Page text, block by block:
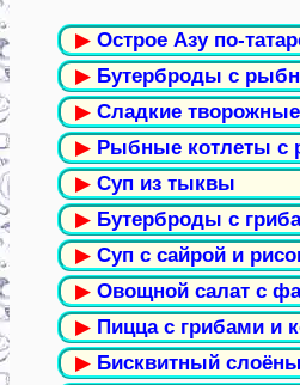
▶ Острое Азу по-
▶ Бутерброды с
▶ Сладкие
▶ Рыбные котлеты с
▶ Суп из тыквы
▶ Бутерброды с
▶ Суп с сайрой и
▶ Овощной салат с
▶ Пицца с грибами и
▶ Бисквитный